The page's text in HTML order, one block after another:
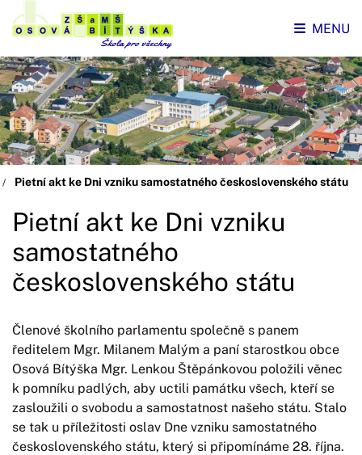
MENU
Pietní akt ke Dni vzniku samostatného československého státu
Pietní akt ke Dni vzniku
samostatného
československého státu
Členové školního parlamentu společně s panem
ředitelem Mgr. Milanem Malým a paní starostkou obce
Osová Bítýška Mgr. Lenkou Štěpánkovou položili věnec
k pomníku padlých, aby uctili památku všech, kteří se
zasloužili o svobodu a samostatnost našeho státu. Stalo
se tak u příležitosti oslav Dne vzniku samostatného
československého státu, který si připomínáme 28. října.